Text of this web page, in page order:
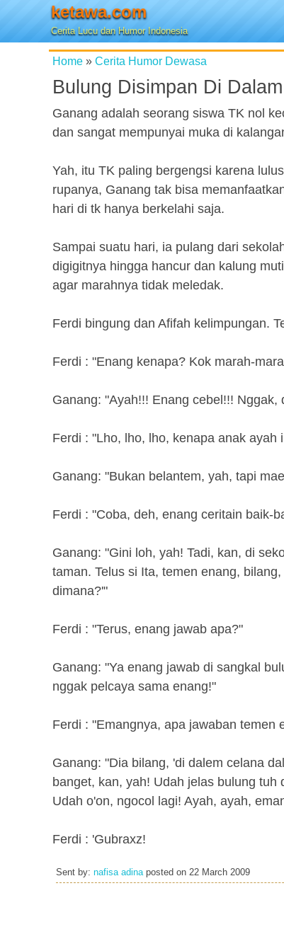
ketawa.com
Cerita Lucu dan Humor Indonesia
Home » Cerita Humor Dewasa
Bulung Disimpan Di
Ganang adalah seorang siswa TK nol
dan sangat mempunyai muka di
Yah, itu TK paling bergengsi karena
rupanya, Ganang tak bisa
hari di tk hanya berkelahi saja.
Sampai suatu hari, ia pulang dari
digigitnya hingga hancur dan kalung
agar marahnya tidak meledak.
Ferdi bingung dan Afifah kelimpungan.
Ferdi : "Enang kenapa? Kok marah-
Ganang: "Ayah!!! Enang cebel!!!
Ferdi : "Lho, lho, lho, kenapa anak
Ganang: "Bukan belantem, yah, tapi
Ferdi : "Coba, deh, enang ceritain baik-
Ganang: "Gini loh, yah! Tadi, kan, di
taman. Telus si Ita, temen enang,
dimana?'"
Ferdi : "Terus, enang jawab apa?"
Ganang: "Ya enang jawab di sangkal
nggak pelcaya sama enang!"
Ferdi : "Emangnya, apa jawaban temen
Ganang: "Dia bilang, 'di dalem celana
banget, kan, yah! Udah jelas bulung
Udah o'on, ngocol lagi! Ayah, ayah,
Ferdi : 'Gubraxz!
Sent by: nafisa adinaposted on 22 March 2009